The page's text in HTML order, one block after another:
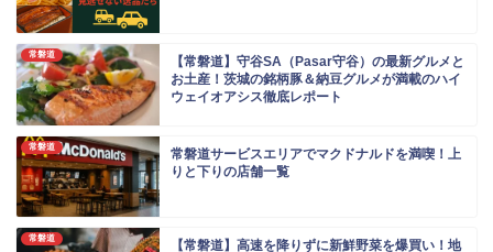
常磐道
【常磐道】守谷SA（Pasar守谷）の最新グルメと
お土産！茨城の銘柄豚＆納豆グルメが満載のハイ
ウェイオアシス徹底レポート
常磐道
常磐道サービスエリアでマクドナルドを満喫！上
りと下りの店舗一覧
常磐道
【常磐道】高速を降りずに新鮮野菜を爆買い！地